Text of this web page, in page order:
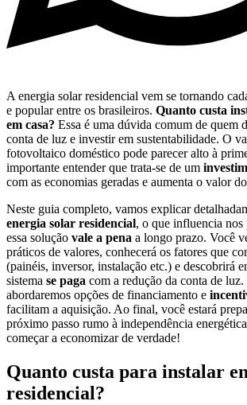
A energia solar residencial vem se tornando
e popular entre os brasileiros. Quanto custa
em casa? Essa é uma dúvida comum de quem
conta de luz e investir em sustentabilidade. O
fotovoltaico doméstico pode parecer alto à
importante entender que trata-se de um
com as economias geradas e aumenta o valor
Neste guia completo, vamos explicar
energia solar residencial, o que influencia nos
essa solução vale a pena a longo prazo. Você
práticos de valores, conhecerá os fatores que
(painéis, inversor, instalação etc.) e descobrirá
sistema se paga com a redução da conta de luz.
abordaremos opções de financiamento e
facilitam a aquisição. Ao final, você estará
próximo passo rumo à independência
começar a economizar de verdade!
Quanto custa para instalar
residencial?